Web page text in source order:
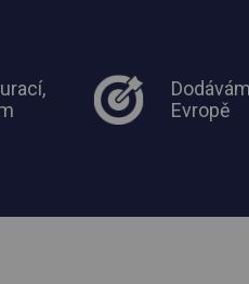
Evropě